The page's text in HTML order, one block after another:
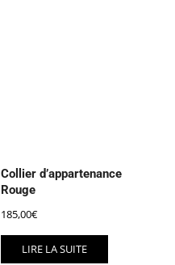
Collier d’appartenance
Rouge
185,00€
LIRE LA SUITE